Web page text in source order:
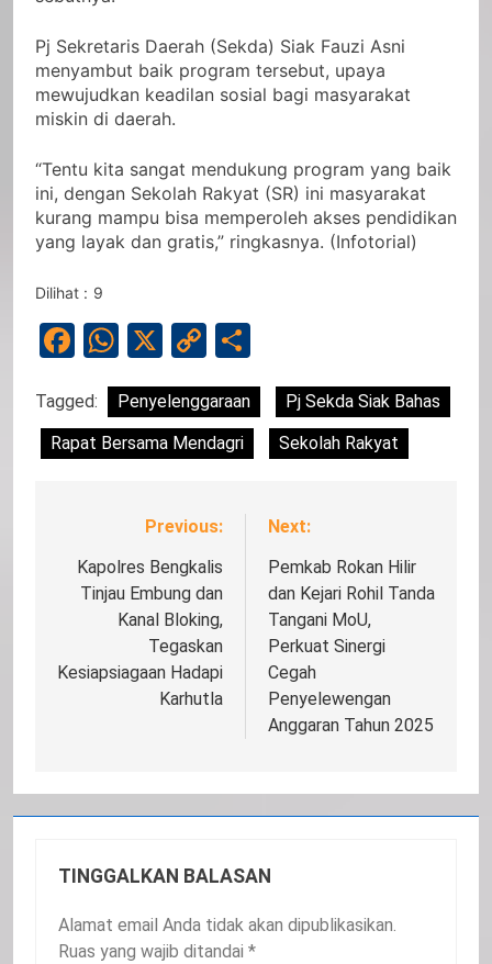
Pj Sekretaris Daerah (Sekda) Siak Fauzi Asni
menyambut baik program tersebut, upaya
mewujudkan keadilan sosial bagi masyarakat
miskin di daerah.
“Tentu kita sangat mendukung program yang baik
ini, dengan Sekolah Rakyat (SR) ini masyarakat
kurang mampu bisa memperoleh akses pendidikan
yang layak dan gratis,” ringkasnya. (Infotorial)
Dilihat : 9
Facebook
WhatsApp
X
Copy
Link
Tagged: Penyelenggaraan
Pj Sekda Siak Bahas
Rapat Bersama Mendagri
Sekolah Rakyat
Navigasi
pos
Previous:
Kapolres Bengkalis
Tinjau Embung dan
Kanal Bloking,
Tegaskan
Kesiapsiagaan Hadapi
Karhutla
Next:
Pemkab Rokan Hilir
dan Kejari Rohil Tanda
Tangani MoU,
Perkuat Sinergi
Cegah
Penyelewengan
Anggaran Tahun 2025
TINGGALKAN BALASAN
Alamat email Anda tidak akan dipublikasikan.
Ruas yang wajib ditandai *